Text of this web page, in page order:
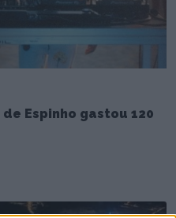
Espinho gastou 120